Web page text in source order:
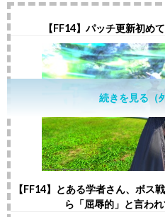
【FF14】パッチ更新初め
【FF14】とある学者さん、ボス
ら「屈辱的」と言わ
続きを見る（